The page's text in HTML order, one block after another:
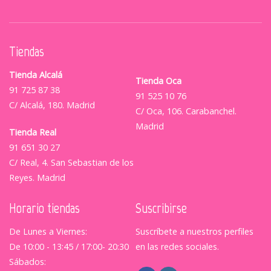
Tiendas
Tienda Alcalá
91 725 87 38
C/ Alcalá, 180. Madrid
Tienda Real
91 651 30 27
C/ Real, 4. San Sebastian de los
Reyes. Madrid
Tienda Oca
91 525 10 76
C/ Oca, 106. Carabanchel.
Madrid
Horario tiendas
De Lunes a Viernes:
De 10:00 - 13:45 / 17:00- 20:30
Sábados:
Suscribirse
Suscríbete a nuestros perfiles
en las redes sociales.